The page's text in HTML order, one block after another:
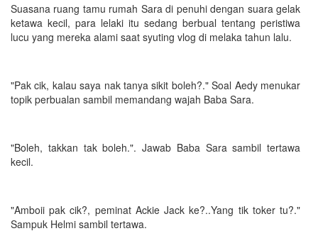
Suasana ruang tamu rumah Sara di penuhi dengan suara gelak
ketawa kecil, para lelaki itu sedang berbual tentang peristiwa
lucu yang mereka alami saat syuting vlog di melaka tahun lalu.
"Pak cik, kalau saya nak tanya sikit boleh?." Soal Aedy menukar
topik perbualan sambil memandang wajah Baba Sara.
"Boleh, takkan tak boleh.". Jawab Baba Sara sambil tertawa
kecil.
"Amboii pak cik?, peminat Ackie Jack ke?..Yang tik toker tu?."
Sampuk Helmi sambil tertawa.